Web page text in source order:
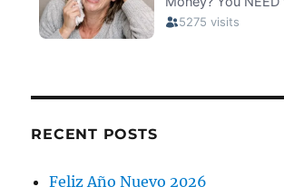
RECENT POSTS
Feliz Año Nuevo 2026